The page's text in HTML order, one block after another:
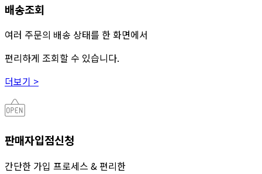
배송조회
여러 주문의 배송 상태를 한 화면에서
편리하게 조회할 수 있습니다.
더보기 >
판매자입점신청
간단한 가입 프로세스 & 편리한